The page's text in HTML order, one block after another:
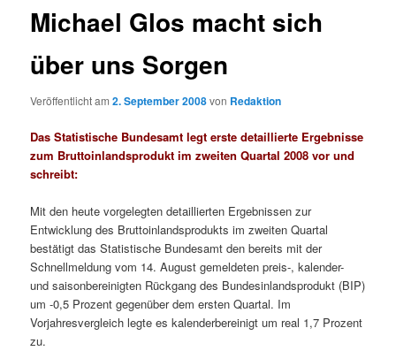
Michael Glos macht sich
über uns Sorgen
Veröffentlicht am2. September 2008von Redaktion
Das Statistische Bundesamt legt erste detaillierte Ergebnisse
zum Bruttoinlandsprodukt im zweiten Quartal 2008 vor und
schreibt:
Mit den heute vorgelegten detaillierten Ergebnissen zur
Entwicklung des Bruttoinlandsprodukts im zweiten Quartal
bestätigt das Statistische Bundesamt den bereits mit der
Schnellmeldung vom 14. August gemeldeten preis-, kalender-
und saisonbereinigten Rückgang des Bundesinlandsprodukt (BIP)
um -0,5 Prozent gegenüber dem ersten Quartal. Im
Vorjahresvergleich legte es kalenderbereinigt um real 1,7 Prozent
zu.